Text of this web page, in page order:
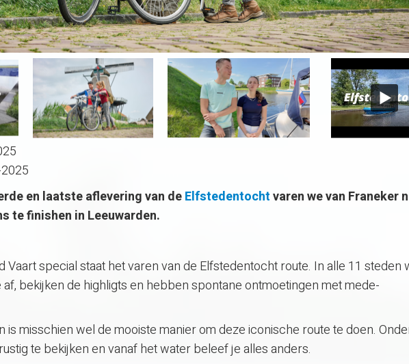
en laatste aflevering van deElfstedentochtvaren we van Franeker
te finishen in Leeuwarden.
Vaart special staat het varen van de Elfstedentocht route. In alle 11 steden
bekijken de highligts en hebben spontane ontmoetingen met mede-
is misschien wel de mooiste manier om deze iconische route te doen.
te bekijken en vanaf het water beleef je alles anders.